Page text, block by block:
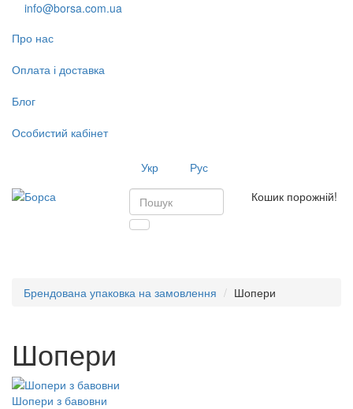
info@borsa.com.ua
Про нас
Оплата і доставка
Блог
Особистий кабінет
Укр
Рус
Кошик порожній!
Брендована упаковка на замовлення
Шопери
Шопери
Шопери з бавовни